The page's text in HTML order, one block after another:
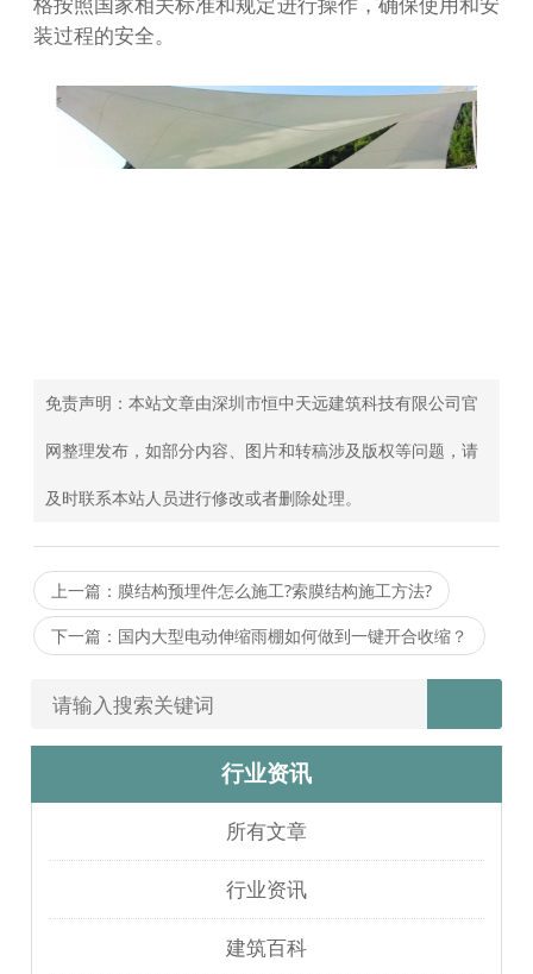
装过程的安全。
免责声明：本站文章由深圳市恒中天远建筑科技有限公司官
网整理发布，如部分内容、图片和转稿涉及版权等问题，请
及时联系本站人员进行修改或者删除处理。
上一篇：膜结构预埋件怎么施工?索膜结构施工方法?
下一篇：国内大型电动伸缩雨棚如何做到一键开合收缩？
行业资讯
所有文章
行业资讯
建筑百科